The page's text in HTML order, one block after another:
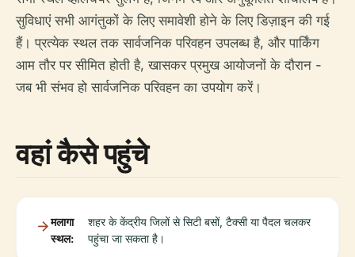
सुविधाएं सभी आगंतुकों के लिए समावेशी होने के लिए डिज़ाइन की गई
हैं। प्रत्येक स्थल तक सार्वजनिक परिवहन उपलब्ध है, और पार्किंग
आम तौर पर सीमित होती है, खासकर प्रमुख आयोजनों के दौरान -
जब भी संभव हो सार्वजनिक परिवहन का उपयोग करें।
वहां कैसे पहुंचे
मलागा
स्थल:
शहर के केंद्रीय जिलों से सिटी बसों, टैक्सी या पैदल चलकर
पहुंचा जा सकता है।